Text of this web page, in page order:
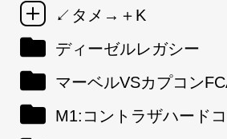
↙タメ→＋K
ディーゼルレガシー
マーベルVSカプコン
M1:コントラザハード